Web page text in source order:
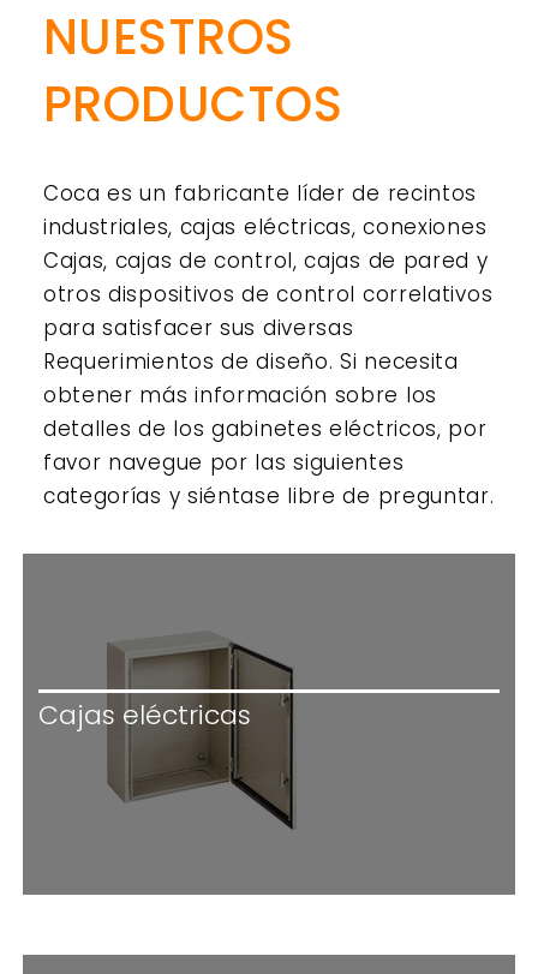
NUESTROS
PRODUCTOS
Coca es un fabricante líder de recintos
industriales, cajas eléctricas, conexiones
Cajas, cajas de control, cajas de pared y
otros dispositivos de control correlativos
para satisfacer sus diversas
Requerimientos de diseño. Si necesita
obtener más información sobre los
detalles de los gabinetes eléctricos, por
favor navegue por las siguientes
categorías y siéntase libre de preguntar.
Cajas eléctricas